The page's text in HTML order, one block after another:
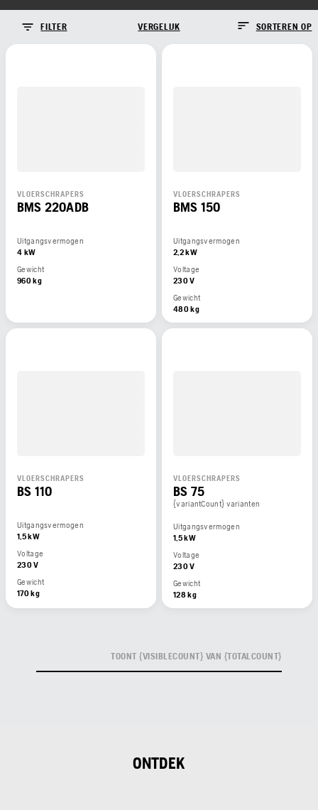
FILTER VERGELIJK SORTEREN OP
VLOERSCHRAPERS
BMS 220ADB
Uitgangsvermogen
4 kW
Gewicht
960 kg
VLOERSCHRAPERS
BMS 150
Uitgangsvermogen
2,2 kW
Voltage
230 V
Gewicht
480 kg
VLOERSCHRAPERS
BS 110
Uitgangsvermogen
1,5 kW
Voltage
230 V
Gewicht
170 kg
VLOERSCHRAPERS
BS 75
{variantCount} varianten
Uitgangsvermogen
1,5 kW
Voltage
230 V
Gewicht
128 kg
TOONT {VISIBLECOUNT} VAN {TOTALCOUNT}
ONTDEK